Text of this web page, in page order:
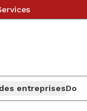
entreprises